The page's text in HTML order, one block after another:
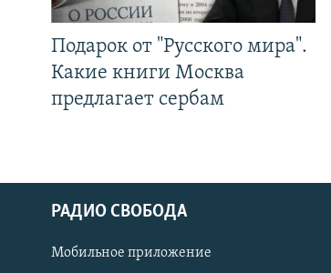
СОЦИАЛЬНЫЕ СЕТИ
Подарок от "Русского мира".
Какие книги Москва
предлагает сербам
РАДИО СВОБОДА
Мобильное приложение